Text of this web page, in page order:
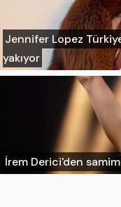
Jennifer Lopez
yakıyor
İrem Derici'den